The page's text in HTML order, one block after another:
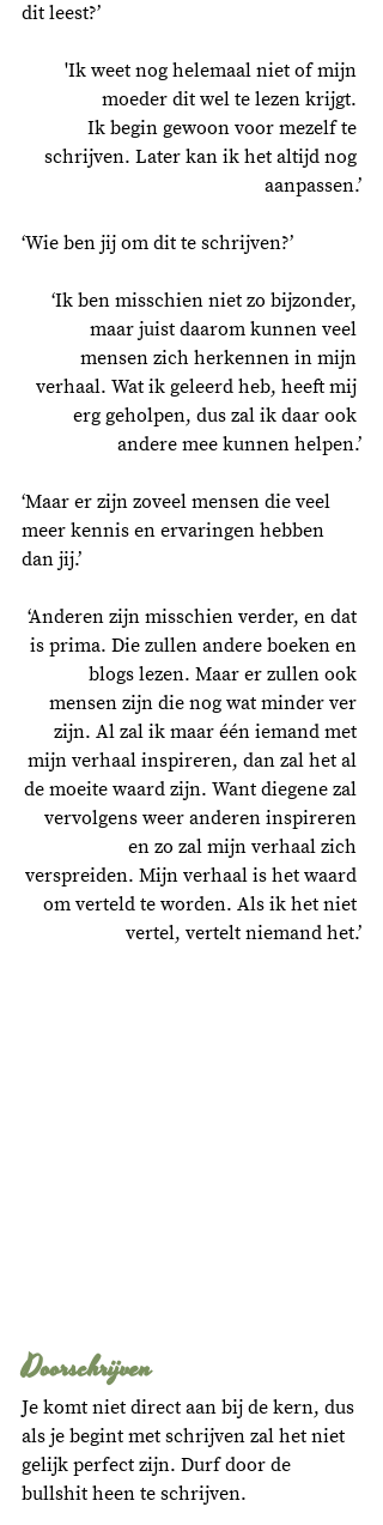
dit leest?’
'Ik weet nog helemaal niet of mijn
moeder dit wel te lezen krijgt.
Ik begin gewoon voor mezelf te
schrijven. Later kan ik het altijd nog
aanpassen.’
‘Wie ben jij om dit te schrijven?’
‘Ik ben misschien niet zo bijzonder,
maar juist daarom kunnen veel
mensen zich herkennen in mijn
verhaal. Wat ik geleerd heb, heeft mij
erg geholpen, dus zal ik daar ook
andere mee kunnen helpen.’
‘Maar er zijn zoveel mensen die veel
meer kennis en ervaringen hebben
dan jij.’
‘Anderen zijn misschien verder, en dat
is prima. Die zullen andere boeken en
blogs lezen. Maar er zullen ook
mensen zijn die nog wat minder ver
zijn. Al zal ik maar één iemand met
mijn verhaal inspireren, dan zal het al
de moeite waard zijn. Want diegene zal
vervolgens weer anderen inspireren
en zo zal mijn verhaal zich
verspreiden. Mijn verhaal is het waard
om verteld te worden. Als ik het niet
vertel, vertelt niemand het.’
Doorschrijven
Je komt niet direct aan bij de kern, dus
als je begint met schrijven zal het niet
gelijk perfect zijn. Durf door de
bullshit heen te schrijven.